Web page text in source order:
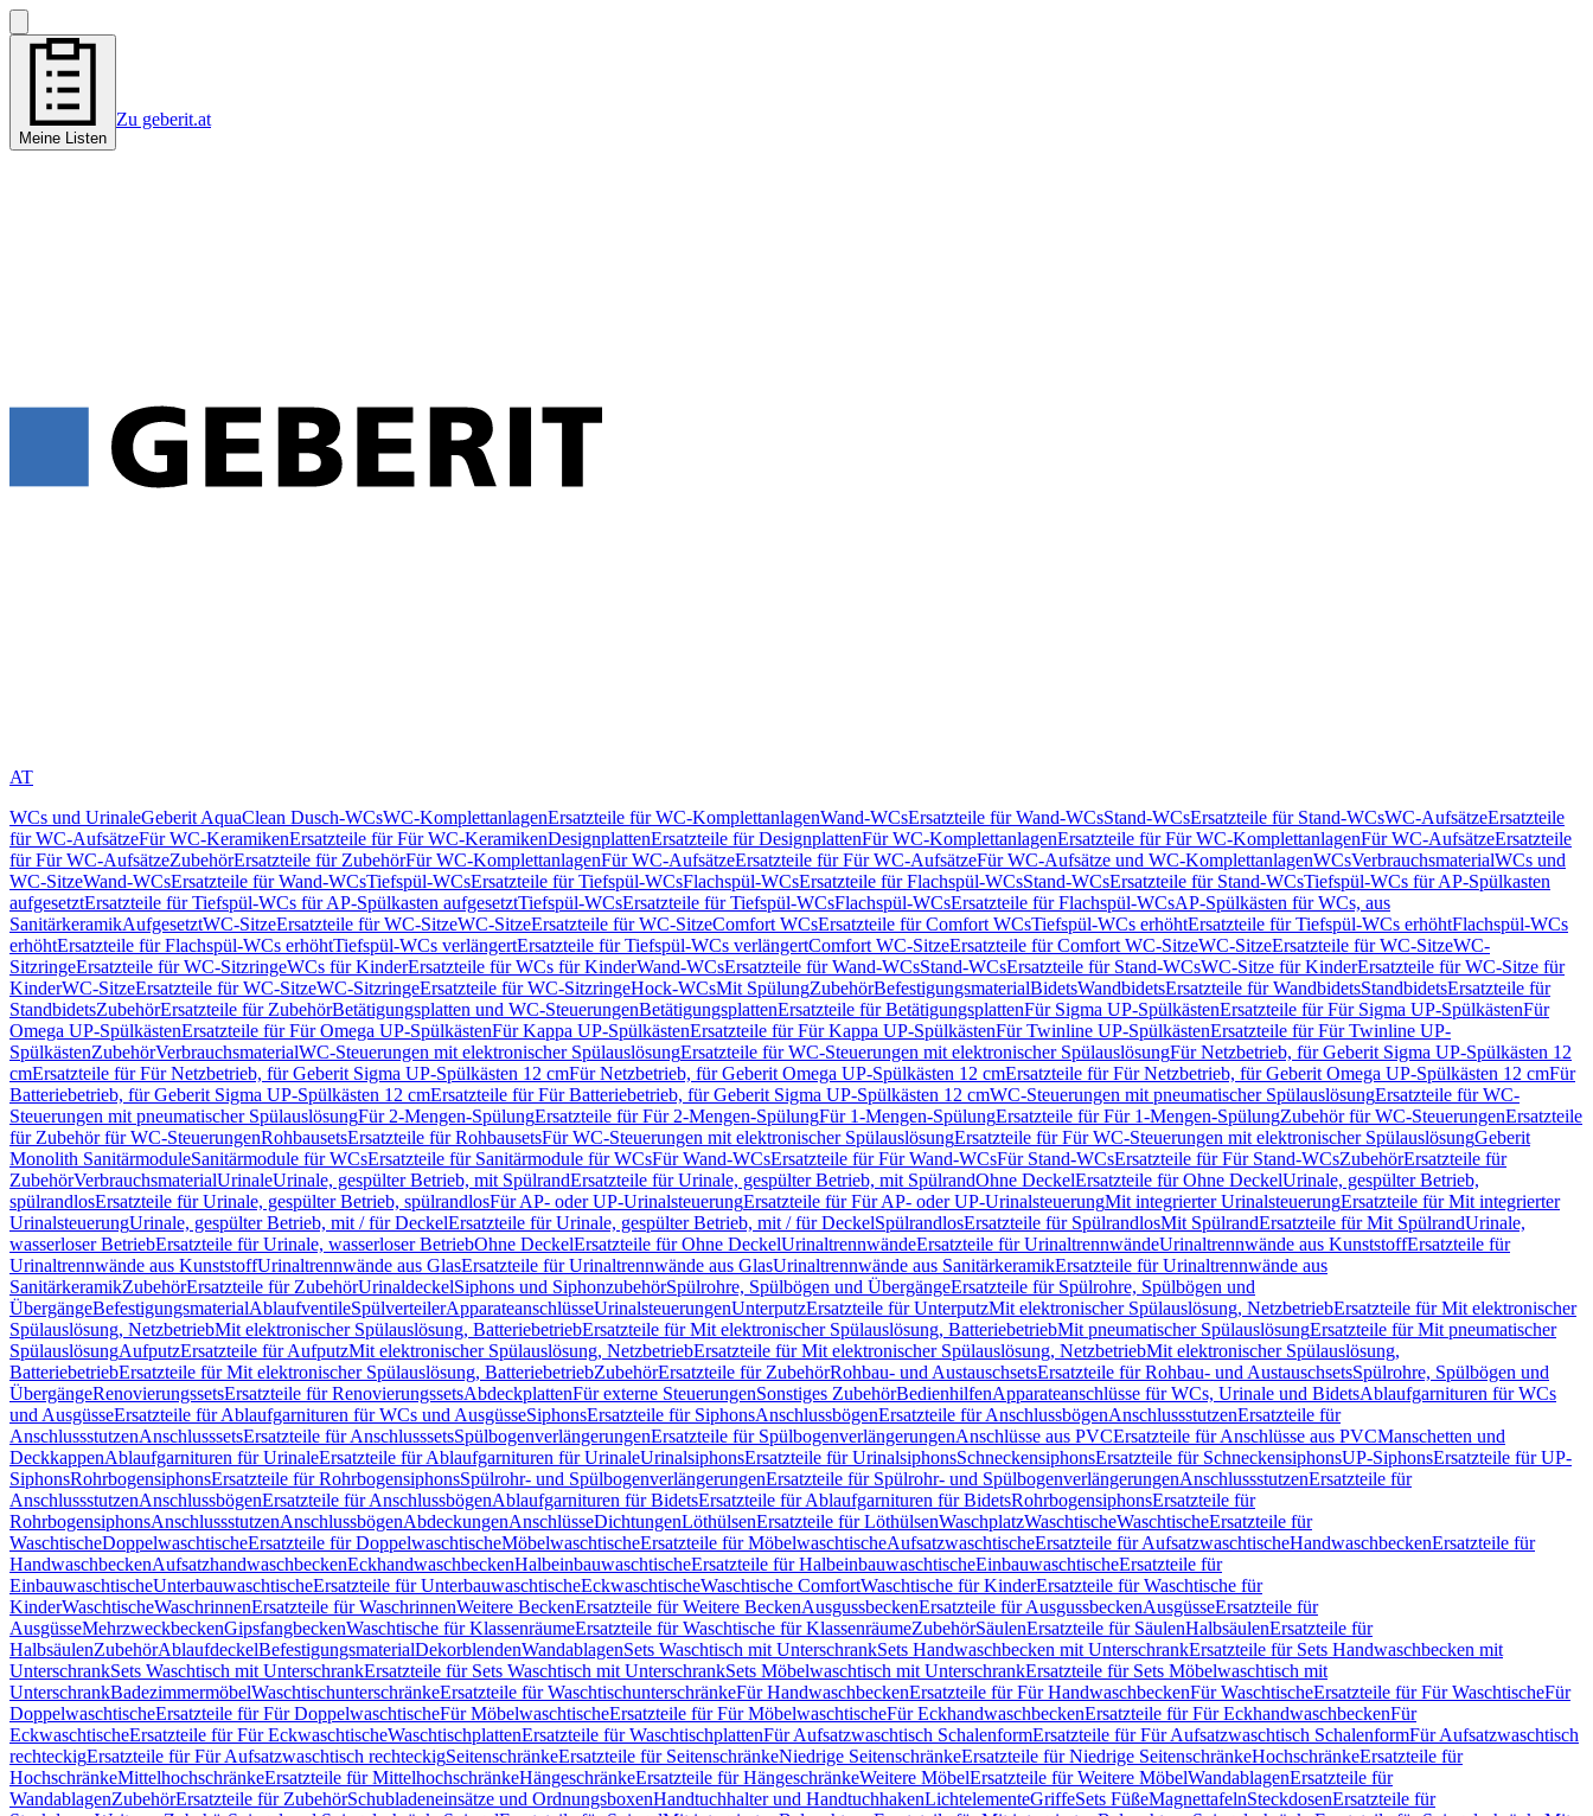
Meine Listen
Zu geberit.at
AT
WCs und UrinaleGeberit AquaClean Dusch-WCsWC-KomplettanlagenErsatzteile für WC-KomplettanlagenWand-WCsErsatzteile für Wand-WCsStand-WCsErsatzteile für Stand-WCsWC-AufsätzeErsatzteile
für WC-AufsätzeFür WC-KeramikenErsatzteile für Für WC-KeramikenDesignplattenErsatzteile für DesignplattenFür WC-KomplettanlagenErsatzteile für Für WC-KomplettanlagenFür WC-AufsätzeErsatzteile
für Für WC-AufsätzeZubehörErsatzteile für ZubehörFür WC-KomplettanlagenFür WC-AufsätzeErsatzteile für Für WC-AufsätzeFür WC-Aufsätze und WC-KomplettanlagenWCsVerbrauchsmaterialWCs und
WC-SitzeWand-WCsErsatzteile für Wand-WCsTiefspül-WCsErsatzteile für Tiefspül-WCsFlachspül-WCsErsatzteile für Flachspül-WCsStand-WCsErsatzteile für Stand-WCsTiefspül-WCs für AP-Spülkasten
aufgesetztErsatzteile für Tiefspül-WCs für AP-Spülkasten aufgesetztTiefspül-WCsErsatzteile für Tiefspül-WCsFlachspül-WCsErsatzteile für Flachspül-WCsAP-Spülkästen für WCs, aus
SanitärkeramikAufgesetztWC-SitzeErsatzteile für WC-SitzeWC-SitzeErsatzteile für WC-SitzeComfort WCsErsatzteile für Comfort WCsTiefspül-WCs erhöhtErsatzteile für Tiefspül-WCs erhöhtFlachspül-WCs
erhöhtErsatzteile für Flachspül-WCs erhöhtTiefspül-WCs verlängertErsatzteile für Tiefspül-WCs verlängertComfort WC-SitzeErsatzteile für Comfort WC-SitzeWC-SitzeErsatzteile für WC-SitzeWC-
SitzringeErsatzteile für WC-SitzringeWCs für KinderErsatzteile für WCs für KinderWand-WCsErsatzteile für Wand-WCsStand-WCsErsatzteile für Stand-WCsWC-Sitze für KinderErsatzteile für WC-Sitze für
KinderWC-SitzeErsatzteile für WC-SitzeWC-SitzringeErsatzteile für WC-SitzringeHock-WCsMit SpülungZubehörBefestigungsmaterialBidetsWandbidetsErsatzteile für WandbidetsStandbidetsErsatzteile für
StandbidetsZubehörErsatzteile für ZubehörBetätigungsplatten und WC-SteuerungenBetätigungsplattenErsatzteile für BetätigungsplattenFür Sigma UP-SpülkästenErsatzteile für Für Sigma UP-SpülkästenFür
Omega UP-SpülkästenErsatzteile für Für Omega UP-SpülkästenFür Kappa UP-SpülkästenErsatzteile für Für Kappa UP-SpülkästenFür Twinline UP-SpülkästenErsatzteile für Für Twinline UP-
SpülkästenZubehörVerbrauchsmaterialWC-Steuerungen mit elektronischer SpülauslösungErsatzteile für WC-Steuerungen mit elektronischer SpülauslösungFür Netzbetrieb, für Geberit Sigma UP-Spülkästen 12
cmErsatzteile für Für Netzbetrieb, für Geberit Sigma UP-Spülkästen 12 cmFür Netzbetrieb, für Geberit Omega UP-Spülkästen 12 cmErsatzteile für Für Netzbetrieb, für Geberit Omega UP-Spülkästen 12 cmFür
Batteriebetrieb, für Geberit Sigma UP-Spülkästen 12 cmErsatzteile für Für Batteriebetrieb, für Geberit Sigma UP-Spülkästen 12 cmWC-Steuerungen mit pneumatischer SpülauslösungErsatzteile für WC-
Steuerungen mit pneumatischer SpülauslösungFür 2-Mengen-SpülungErsatzteile für Für 2-Mengen-SpülungFür 1-Mengen-SpülungErsatzteile für Für 1-Mengen-SpülungZubehör für WC-SteuerungenErsatzteile
für Zubehör für WC-SteuerungenRohbausetsErsatzteile für RohbausetsFür WC-Steuerungen mit elektronischer SpülauslösungErsatzteile für Für WC-Steuerungen mit elektronischer SpülauslösungGeberit
Monolith SanitärmoduleSanitärmodule für WCsErsatzteile für Sanitärmodule für WCsFür Wand-WCsErsatzteile für Für Wand-WCsFür Stand-WCsErsatzteile für Für Stand-WCsZubehörErsatzteile für
ZubehörVerbrauchsmaterialUrinaleUrinale, gespülter Betrieb, mit SpülrandErsatzteile für Urinale, gespülter Betrieb, mit SpülrandOhne DeckelErsatzteile für Ohne DeckelUrinale, gespülter Betrieb,
spülrandlosErsatzteile für Urinale, gespülter Betrieb, spülrandlosFür AP- oder UP-UrinalsteuerungErsatzteile für Für AP- oder UP-UrinalsteuerungMit integrierter UrinalsteuerungErsatzteile für Mit integrierter
UrinalsteuerungUrinale, gespülter Betrieb, mit / für DeckelErsatzteile für Urinale, gespülter Betrieb, mit / für DeckelSpülrandlosErsatzteile für SpülrandlosMit SpülrandErsatzteile für Mit SpülrandUrinale,
wasserloser BetriebErsatzteile für Urinale, wasserloser BetriebOhne DeckelErsatzteile für Ohne DeckelUrinaltrennwändeErsatzteile für UrinaltrennwändeUrinaltrennwände aus KunststoffErsatzteile für
Urinaltrennwände aus KunststoffUrinaltrennwände aus GlasErsatzteile für Urinaltrennwände aus GlasUrinaltrennwände aus SanitärkeramikErsatzteile für Urinaltrennwände aus
SanitärkeramikZubehörErsatzteile für ZubehörUrinaldeckelSiphons und SiphonzubehörSpülrohre, Spülbögen und ÜbergängeErsatzteile für Spülrohre, Spülbögen und
ÜbergängeBefestigungsmaterialAblaufventileSpülverteilerApparateanschlüsseUrinalsteuerungenUnterputzErsatzteile für UnterputzMit elektronischer Spülauslösung, NetzbetriebErsatzteile für Mit elektronischer
Spülauslösung, NetzbetriebMit elektronischer Spülauslösung, BatteriebetriebErsatzteile für Mit elektronischer Spülauslösung, BatteriebetriebMit pneumatischer SpülauslösungErsatzteile für Mit pneumatischer
SpülauslösungAufputzErsatzteile für AufputzMit elektronischer Spülauslösung, NetzbetriebErsatzteile für Mit elektronischer Spülauslösung, NetzbetriebMit elektronischer Spülauslösung,
BatteriebetriebErsatzteile für Mit elektronischer Spülauslösung, BatteriebetriebZubehörErsatzteile für ZubehörRohbau- und AustauschsetsErsatzteile für Rohbau- und AustauschsetsSpülrohre, Spülbögen und
ÜbergängeRenovierungssetsErsatzteile für RenovierungssetsAbdeckplattenFür externe SteuerungenSonstiges ZubehörBedienhilfenApparateanschlüsse für WCs, Urinale und BidetsAblaufgarnituren für WCs
und AusgüsseErsatzteile für Ablaufgarnituren für WCs und AusgüsseSiphonsErsatzteile für SiphonsAnschlussbögenErsatzteile für AnschlussbögenAnschlussstutzenErsatzteile für
AnschlussstutzenAnschlusssetsErsatzteile für AnschlusssetsSpülbogenverlängerungenErsatzteile für SpülbogenverlängerungenAnschlüsse aus PVCErsatzteile für Anschlüsse aus PVCManschetten und
DeckkappenAblaufgarnituren für UrinaleErsatzteile für Ablaufgarnituren für UrinaleUrinalsiphonsErsatzteile für UrinalsiphonsSchneckensiphonsErsatzteile für SchneckensiphonsUP-SiphonsErsatzteile für UP-
SiphonsRohrbogensiphonsErsatzteile für RohrbogensiphonsSpülrohr- und SpülbogenverlängerungenErsatzteile für Spülrohr- und SpülbogenverlängerungenAnschlussstutzenErsatzteile für
AnschlussstutzenAnschlussbögenErsatzteile für AnschlussbögenAblaufgarnituren für BidetsErsatzteile für Ablaufgarnituren für BidetsRohrbogensiphonsErsatzteile für
RohrbogensiphonsAnschlussstutzenAnschlussbögenAbdeckungenAnschlüsseDichtungenLöthülsenErsatzteile für LöthülsenWaschplatzWaschtischeWaschtischeErsatzteile für
WaschtischeDoppelwaschtischeErsatzteile für DoppelwaschtischeMöbelwaschtischeErsatzteile für MöbelwaschtischeAufsatzwaschtischeErsatzteile für AufsatzwaschtischeHandwaschbeckenErsatzteile für
HandwaschbeckenAufsatzhandwaschbeckenEckhandwaschbeckenHalbeinbauwaschtischeErsatzteile für HalbeinbauwaschtischeEinbauwaschtischeErsatzteile für
EinbauwaschtischeUnterbauwaschtischeErsatzteile für UnterbauwaschtischeEckwaschtischeWaschtische ComfortWaschtische für KinderErsatzteile für Waschtische für
KinderWaschtischeWaschrinnenErsatzteile für WaschrinnenWeitere BeckenErsatzteile für Weitere BeckenAusgussbeckenErsatzteile für AusgussbeckenAusgüsseErsatzteile für
AusgüsseMehrzweckbeckenGipsfangbeckenWaschtische für KlassenräumeErsatzteile für Waschtische für KlassenräumeZubehörSäulenErsatzteile für SäulenHalbsäulenErsatzteile für
HalbsäulenZubehörAblaufdeckelBefestigungsmaterialDekorblendenWandablagenSets Waschtisch mit UnterschrankSets Handwaschbecken mit UnterschrankErsatzteile für Sets Handwaschbecken mit
UnterschrankSets Waschtisch mit UnterschrankErsatzteile für Sets Waschtisch mit UnterschrankSets Möbelwaschtisch mit UnterschrankErsatzteile für Sets Möbelwaschtisch mit
UnterschrankBadezimmermöbelWaschtischunterschränkeErsatzteile für WaschtischunterschränkeFür HandwaschbeckenErsatzteile für Für HandwaschbeckenFür WaschtischeErsatzteile für Für WaschtischeFür
DoppelwaschtischeErsatzteile für Für DoppelwaschtischeFür MöbelwaschtischeErsatzteile für Für MöbelwaschtischeFür EckhandwaschbeckenErsatzteile für Für EckhandwaschbeckenFür
EckwaschtischeErsatzteile für Für EckwaschtischeWaschtischplattenErsatzteile für WaschtischplattenFür Aufsatzwaschtisch SchalenformErsatzteile für Für Aufsatzwaschtisch SchalenformFür Aufsatzwaschtisch
rechteckigErsatzteile für Für Aufsatzwaschtisch rechteckigSeitenschränkeErsatzteile für SeitenschränkeNiedrige SeitenschränkeErsatzteile für Niedrige SeitenschränkeHochschränkeErsatzteile für
HochschränkeMittelhochschränkeErsatzteile für MittelhochschränkeHängeschränkeErsatzteile für HängeschränkeWeitere MöbelErsatzteile für Weitere MöbelWandablagenErsatzteile für
WandablagenZubehörErsatzteile für ZubehörSchubladeneinsätze und OrdnungsboxenHandtuchhalter und HandtuchhakenLichtelementeGriffeSets FüßeMagnettafelnSteckdosenErsatzteile für